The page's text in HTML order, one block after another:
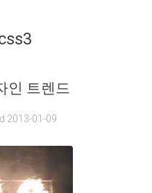
인 트렌드
2013-01-09